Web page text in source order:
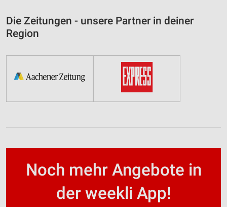
Die Zeitungen - unsere Partner in deiner
Region
Noch mehr Angebote in
der weekli App!